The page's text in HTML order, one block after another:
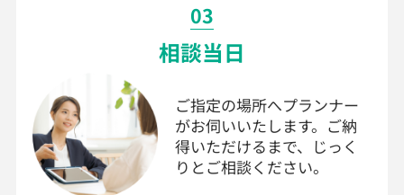
03
相談当日
ご指定の場所へプランナー
がお伺いいたします。ご納
得いただけるまで、じっく
りとご相談ください。